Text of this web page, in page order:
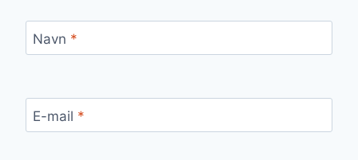
Navn *
E-mail *